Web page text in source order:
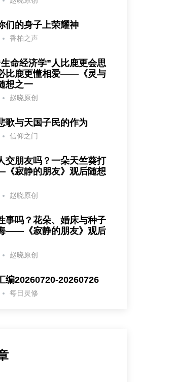
们的身子上荣耀神
香柏之声
命经济学”人比鹿更会思
比鹿更懂相爱——《灵与
想之一
赵晓原创
歌与天国子民的作为
信仰之门
交朋友吗？一朵天竺葵打
寂静的朋友》观后随想
赵晓原创
事吗？花朵、婚床与种子
——《寂静的朋友》观后
赵晓原创
编20260720-20260726
每日灵修